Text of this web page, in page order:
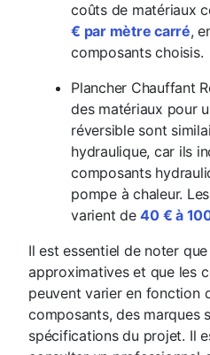
coûts de matériaux
€ par mètre carré,
composants choisis.
Plancher Chauffant
des matériaux pour
réversible sont
hydraulique, car ils
composants
pompe à chaleur.
varient de40 € à
Il est essentiel de noter
approximatives et que les
peuvent varier en fonction
composants, des marques
spécifications du projet. Il